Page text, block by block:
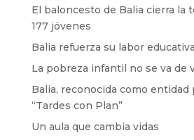
El baloncesto de Balia cierra la
177 jóvenes
Balia refuerza su labor
La pobreza infantil no se va de
Balia, reconocida como entidad
“Tardes con Plan”
Un aula que cambia vidas